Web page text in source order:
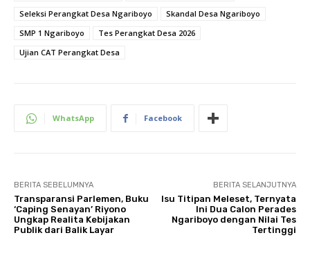
Seleksi Perangkat Desa Ngariboyo
Skandal Desa Ngariboyo
SMP 1 Ngariboyo
Tes Perangkat Desa 2026
Ujian CAT Perangkat Desa
WhatsApp Facebook
BERITA SEBELUMNYA
Transparansi Parlemen, Buku
‘Caping Senayan’ Riyono
Ungkap Realita Kebijakan
Publik dari Balik Layar
BERITA SELANJUTNYA
Isu Titipan Meleset, Ternyata
Ini Dua Calon Perades
Ngariboyo dengan Nilai Tes
Tertinggi